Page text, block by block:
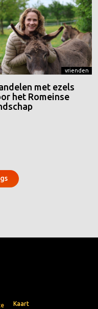
vrienden
met ezels
het Romeinse
Kaart